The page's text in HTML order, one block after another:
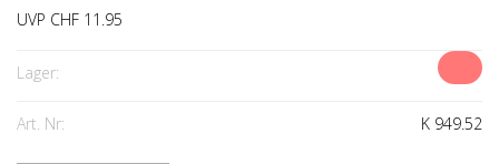
UVP CHF 11.95
Lager:
Art. Nr: K 949.52